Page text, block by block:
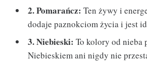
2. Pomarańcz: Ten żywy i
dodaje paznokciom życia i jest
3. Niebieski: To kolory od nieba
Niebieskiem ani nigdy nie